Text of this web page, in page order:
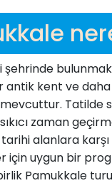
şehrinde
antik kent ve
Tatilde
zaman
alanlara
için uygun bir
Pamukkale